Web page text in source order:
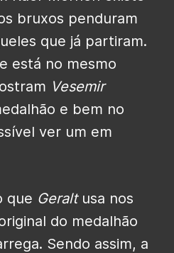
bruxos penduram
que já partiram.
está no mesmo
Vesemir
e bem no
ver um em
que Geraltusa nos
do medalhão
Sendo assim, a